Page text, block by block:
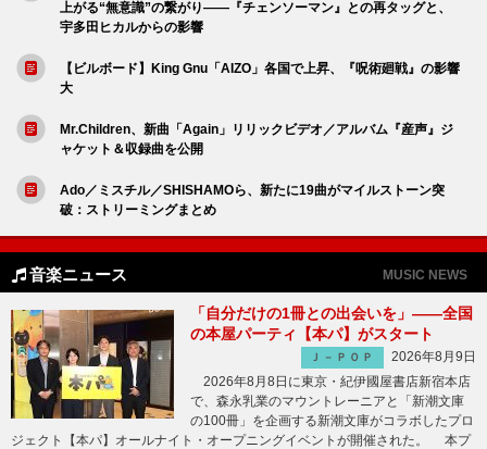
上がる“無意識”の繋がり――『チェンソーマン』との再タッグと、
宇多田ヒカルからの影響
【ビルボード】King Gnu「AIZO」各国で上昇、『呪術廻戦』の影響
大
Mr.Children、新曲「Again」リリックビデオ／アルバム『産声』ジ
ャケット＆収録曲を公開
Ado／ミスチル／SHISHAMOら、新たに19曲がマイルストーン突
破：ストリーミングまとめ
音楽ニュース MUSIC NEWS
「自分だけの1冊との出会いを」――全国
の本屋パーティ【本パ】がスタート
Ｊ－ＰＯＰ
2026年8月9日
2026年8月8日に東京・紀伊國屋書店新宿本店
で、森永乳業のマウントレーニアと「新潮文庫
の100冊」を企画する新潮文庫がコラボしたプロ
ジェクト【本パ】オールナイト・オープニングイベントが開催された。 本プ